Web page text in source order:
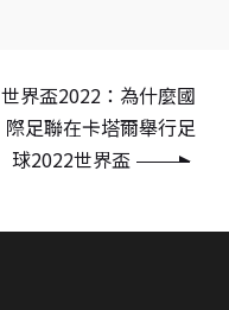
世界盃2022：為什麼國
際足聯在卡塔爾舉行足
球2022世界盃